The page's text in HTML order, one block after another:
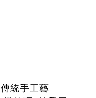
統手工藝